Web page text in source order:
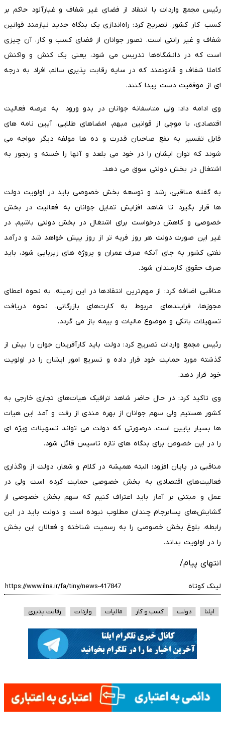
رئیس مجمع واردات با انتقاد از فضای غیر شفاف و غبارآلود حاکم بر
کسب کار کشور، تصریح کرد: راه‌اندازی یک بنگاه جدید نیازمند قوانین
شفاف و غیر رانتی است. تصور جوانان از فضای کسب و کار، آن چیزی
است که در دانشگاه‌ها تدریس می شود، یعنی یک کنش و واکنش
کاملا شفاف و قانونمند که در سایه رقابت پذیری سالم، افراد به درجه
ای از موفقیت دست پیدا کنند.
وی ادامه داد: ولی متاسفانه جوانان در بدو ورود به عرصه فعالیت
اقتصادی، با موجی از قوانین مبهم، امضاهای طلایی، آیین نامه های
قابل تفسیر به نفع صاحبان قدرت و ده ها مولفه دیگر مواجه می
شوند که توان ایشان را در خود می بلعد و آنها را خسته و رنجور به
اشتغال در بخش دولتی سوق می دهد.
به گفته مناقبی، رشد و توسعه بخش خصوصی باید در اولویت دولت
ها قرار بگیرد تا شاهد افزایش تمایل جوانان به فعالیت در بخش
خصوصی و کاهش درخواست برای اشتغال در بخش دولتی باشیم. در
غیر این صورت دولت هر روز فربه تر از روز پیش خواهد شد و درآمد
نفتی کشور به جای آنکه صرف عمران و پروژه های زیربایی شود، باید
صرف حقوق کارمندان شود.
مناقبی اضافه کرد: از مهم‌ترین انتقادها در این زمینه، به نحوه اعطای
مجوزها، فرایندهای مربوط به کارت‌های بازرگانی، نحوه دریافت
تسهیلات بانکی و موضوع مالیات و بیمه باز می گردد.
رئیس مجمع واردات تصریح کرد: دولت باید کارآفرینان جوان را بیش از
گذشته مورد حمایت خود قرار داده و تسریع امور ایشان را در اولویت
خود قرار دهد.
وی تاکید کرد: در حال حاضر شاهد ترافیک هیات‌های تجاری خارجی به
کشور هستیم ولی سهم جوانان از بهره مندی از رفت و آمد این هیات
ها بسیار پایین است. درصورتی که دولت می تواند تسهیلات ویژه ای
را در این خصوص برای بنگاه های تازه تاسیس قائل شود.
مناقبی در پایان افزود: البته همیشه در کلام و شعار، دولت از واگذاری
فعالیت‌های اقتصادی به بخش خصوصی حمایت کرده است ولی در
عمل و مبتنی بر آمار باید اعتراف کنیم که سهم بخش خصوصی از
گشایش‌های پسابرجام چندان مطلوب نبوده است و دولت باید در این
رابطه، بلوغ بخش خصوصی را به رسمیت شناخته و فعالان این بخش
را در اولویت بداند.
انتهای پیام/
لینک کوتاه
ایلنا دولت کسب و کار مالیات واردات رقابت پذیری